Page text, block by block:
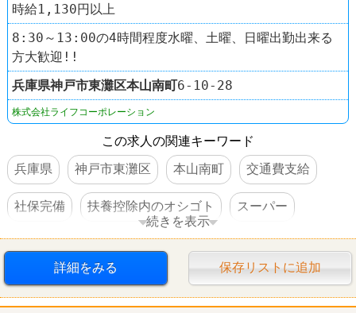
時給1,130円以上
8:30～13:00の4時間程度水曜、土曜、日曜出勤出来る
方大歓迎!!
兵庫県神戸市東灘区本山南町6-10-28
株式会社ライフコーポレーション
この求人の関連キーワード
兵庫県
神戸市東灘区 本山南町 交通費支給
社保完備 扶養控除内のオシゴト スーパー
ライフ
続きを表示
詳細をみる 保存リストに追加